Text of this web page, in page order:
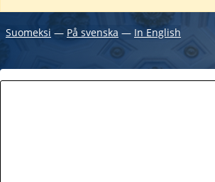
Suomeksi ― På svenska ― In English